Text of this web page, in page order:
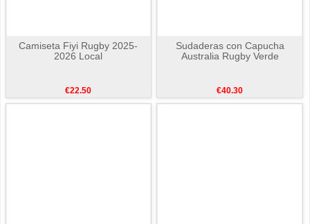
Camiseta Fiyi Rugby 2025-
2026 Local
€22.50
Sudaderas con Capucha
Australia Rugby Verde
€40.30